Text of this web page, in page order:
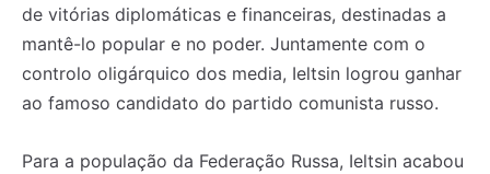
de vitórias diplomáticas e financeiras, destinadas a
mantê-lo popular e no poder. Juntamente com o
controlo oligárquico dos media, Ieltsin logrou ganhar
ao famoso candidato do partido comunista russo.
Para a população da Federação Russa, Ieltsin acabou